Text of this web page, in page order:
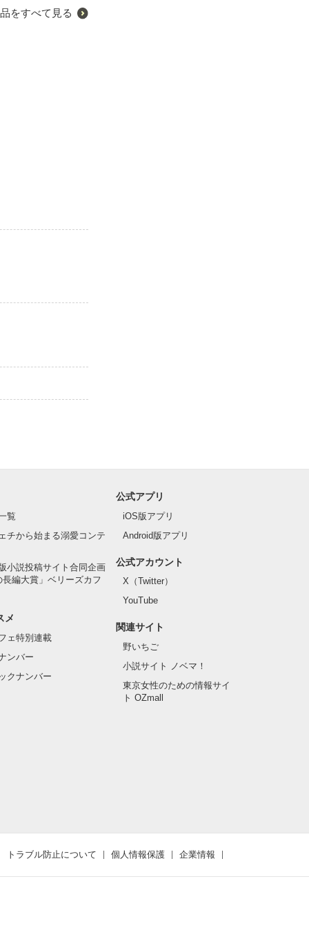
をすべて見る
覧
チから始まる溺愛コンテ
小説投稿サイト合同企画
長編大賞」ベリーズカフ
メ
ェ特別連載
ンバー
クナンバー
公式アプリ
iOS版アプリ
Android版アプリ
公式アカウント
X（Twitter）
YouTube
関連サイト
野いちご
小説サイト ノベマ！
東京女性のための情報サイ
ト OZmall
トラブル防止について 個人情報保護 企業情報